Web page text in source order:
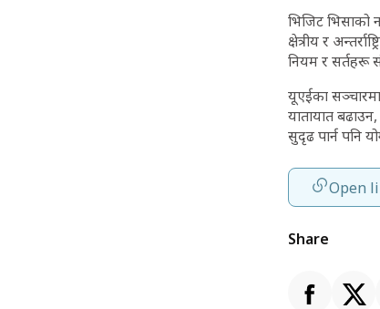
भिजिट भिसाको
क्षेत्रीय र
नियम र सर्तहरू
यूएईका
यातायात बढाउन,
सुदृढ पार्न पनि
Open
Share